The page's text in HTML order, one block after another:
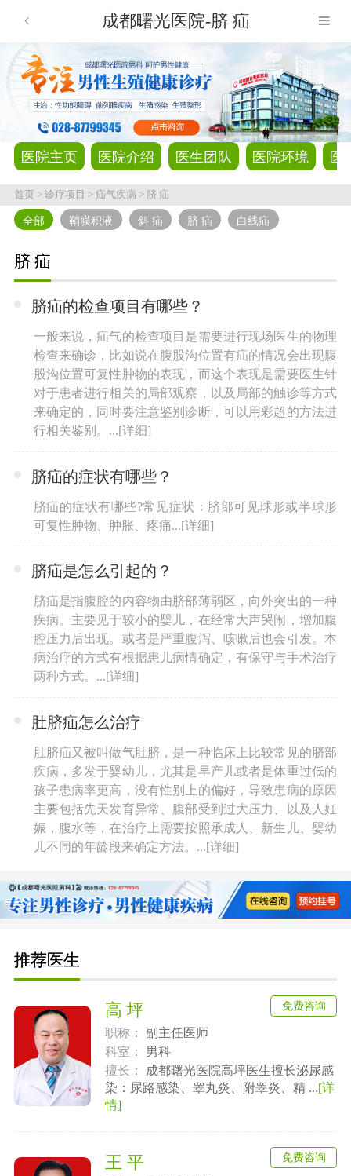
成都曙光医院-脐 疝
医院主页 医院介绍 医生团队 医院环境 医
首页> 诊疗项目 > 疝气疾病 > 脐 疝
全部 鞘膜积液 斜 疝 脐 疝 白线疝
脐 疝
脐疝的检查项目有哪些？
一般来说，疝气的检查项目是需要进行现场医生的物理
检查来确诊，比如说在腹股沟位置有疝的情况会出现腹
股沟位置可复性肿物的表现，而这个表现是需要医生针
对于患者进行相关的局部观察，以及局部的触诊等方式
来确定的，同时要注意鉴别诊断，可以用彩超的方法进
行相关鉴别。...[详细]
脐疝的症状有哪些？
脐疝的症状有哪些?常见症状：脐部可见球形或半球形
可复性肿物、肿胀、疼痛...[详细]
脐疝是怎么引起的？
脐疝是指腹腔的内容物由脐部薄弱区，向外突出的一种
疾病。主要见于较小的婴儿，在经常大声哭闹，增加腹
腔压力后出现。或者是严重腹泻、咳嗽后也会引发。本
病治疗的方式有根据患儿病情确定，有保守与手术治疗
两种方式。...[详细]
肚脐疝怎么治疗
肚脐疝又被叫做气肚脐，是一种临床上比较常见的脐部
疾病，多发于婴幼儿，尤其是早产儿或者是体重过低的
孩子患病率更高，没有性别上的偏好，导致患病的原因
主要包括先天发育异常、腹部受到过大压力、以及人妊
娠，腹水等，在治疗上需要按照承成人、新生儿、婴幼
儿不同的年龄段来确定方法。...[详细]
推荐医生
高 坪
职称：
副主任医师
科室：
男科
擅长：
成都曙光医院高坪医生擅长泌尿感
染：尿路感染、睾丸炎、附睾炎、精 ...[详
情]
免费咨询
王 平 免费咨询